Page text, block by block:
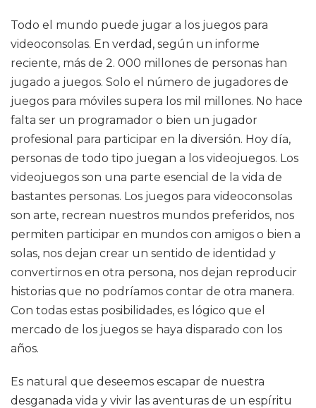
Todo el mundo puede jugar a los juegos para
videoconsolas. En verdad, según un informe
reciente, más de 2. 000 millones de personas han
jugado a juegos. Solo el número de jugadores de
juegos para móviles supera los mil millones. No hace
falta ser un programador o bien un jugador
profesional para participar en la diversión. Hoy día,
personas de todo tipo juegan a los videojuegos. Los
videojuegos son una parte esencial de la vida de
bastantes personas. Los juegos para videoconsolas
son arte, recrean nuestros mundos preferidos, nos
permiten participar en mundos con amigos o bien a
solas, nos dejan crear un sentido de identidad y
convertirnos en otra persona, nos dejan reproducir
historias que no podríamos contar de otra manera.
Con todas estas posibilidades, es lógico que el
mercado de los juegos se haya disparado con los
años.
Es natural que deseemos escapar de nuestra
desganada vida y vivir las aventuras de un espíritu